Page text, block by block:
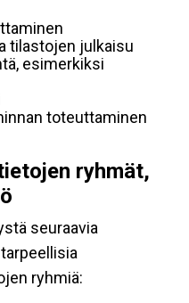
tilastojen julkaisu
esimerkiksi
toteuttaminen
ryhmät,
seuraavia
ryhmiä: